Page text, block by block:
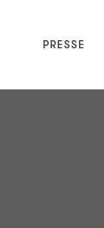
PRESSE